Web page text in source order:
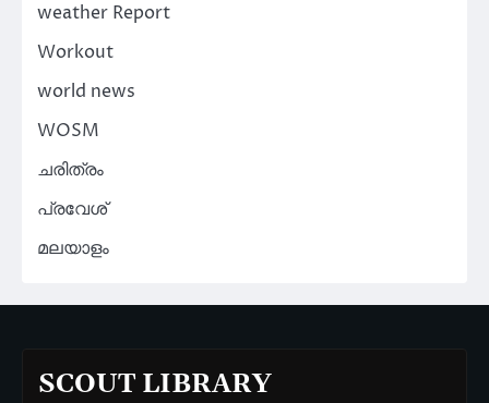
weather Report
Workout
world news
WOSM
ചരിത്രം
പ്രവേശ്
മലയാളം
SCOUT LIBRARY